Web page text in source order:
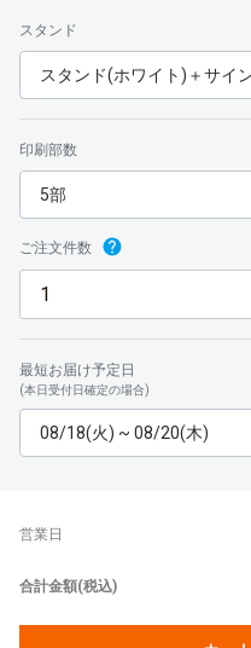
スタンド
スタンド(ホワイト)＋サイ
印刷部数
5部
ご注文件数
最短お届け予定日
(本日受付日確定の場合)
08/18(火) ~ 08/20(木)
営業日
合計金額(税込)